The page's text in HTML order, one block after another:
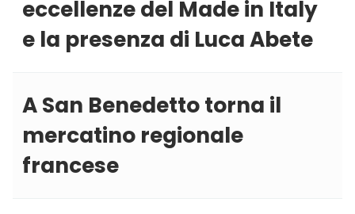
eccellenze del Made in Italy
e la presenza di Luca Abete
A San Benedetto torna il
mercatino regionale
francese